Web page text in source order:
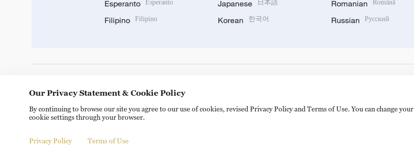
Esperanto Esperanto
Filipino Filipino
Japanese 日本語
Korean 한국어
Romanian Română
Russian Русский
© China Radio International.CRI. All Rights Reserved. 16A Shijingshan Road, Beijing, China. 100040
Our Privacy Statement & Cookie Policy
By continuing to browse our site you agree to our use of cookies, revised Privacy Policy and Terms of Use. You can change your
cookie settings through your browser.
Privacy Policy Terms of Use